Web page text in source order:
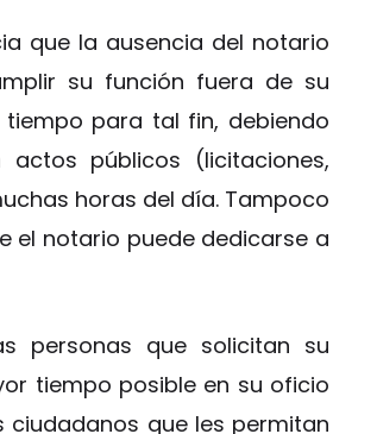
que la ausencia del notario
su función fuera de su
para tal fin, debiendo
públicos (licitaciones,
horas del día. Tampoco
el notario puede dedicarse a
personas que solicitan su
tiempo posible en su oficio
que les permitan